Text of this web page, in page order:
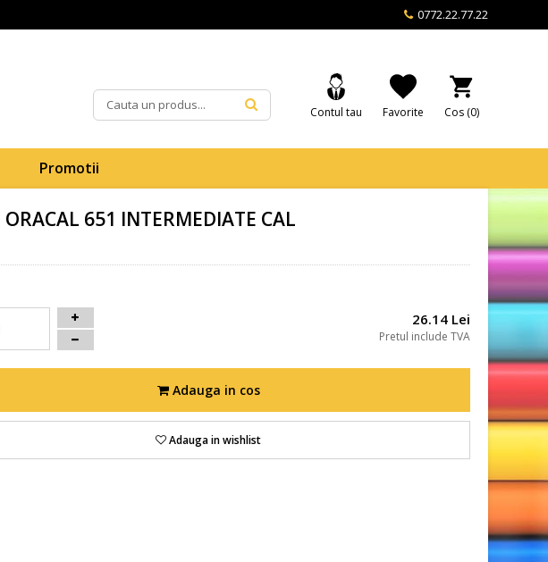
0772.22.77.22
Cos (0)
Favorite
Contul tau
Promotii
651 INTERMEDIATE CAL
26.14 Lei
Pretul include TVA
Adauga in cos
Adauga in wishlist